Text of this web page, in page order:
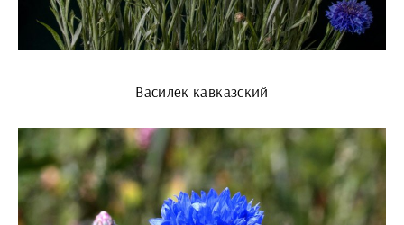
Василек кавказский